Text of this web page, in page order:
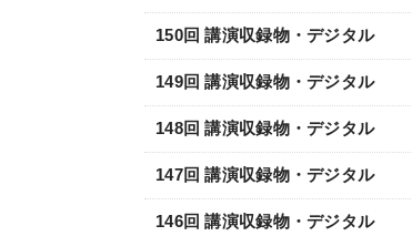
150回 講演収録物・デジタル
149回 講演収録物・デジタル
148回 講演収録物・デジタル
147回 講演収録物・デジタル
146回 講演収録物・デジタル